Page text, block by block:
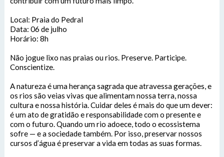
Local: Praia do Pedral
Data: 06 de julho
Horário: 8h
Não jogue lixo nas praias ou rios. Preserve. Participe.
Conscientize.
A natureza é uma herança sagrada que atravessa gerações, e
os rios são veias vivas que alimentam nossa terra, nossa
cultura e nossa história. Cuidar deles é mais do que um dever:
é um ato de gratidão e responsabilidade com o presente e
com o futuro. Quando um rio adoece, todo o ecossistema
sofre — e a sociedade também. Por isso, preservar nossos
cursos d’água é preservar a vida em todas as suas formas.